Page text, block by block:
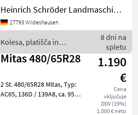
________ 2 Stück 540/65
R28, W18, W Festfelgen,
passend zu MF 6S Kolesa,
Druga kolesa, platišča in
pnevmatik
Heinrich Schröder Landmaschinen KG Wildeshausen
27793 Wildeshausen
Kolesa, platišča in
pnevmatike / Mitas
8 dni na
spletu
Mitas 480/65R28
1.190
€
Cena
vključuje
DDV (19%)
1.000 € neto
2 St. 480/65R28 Mitas, Typ:
AC65, 136D / 139A8, ca. 95